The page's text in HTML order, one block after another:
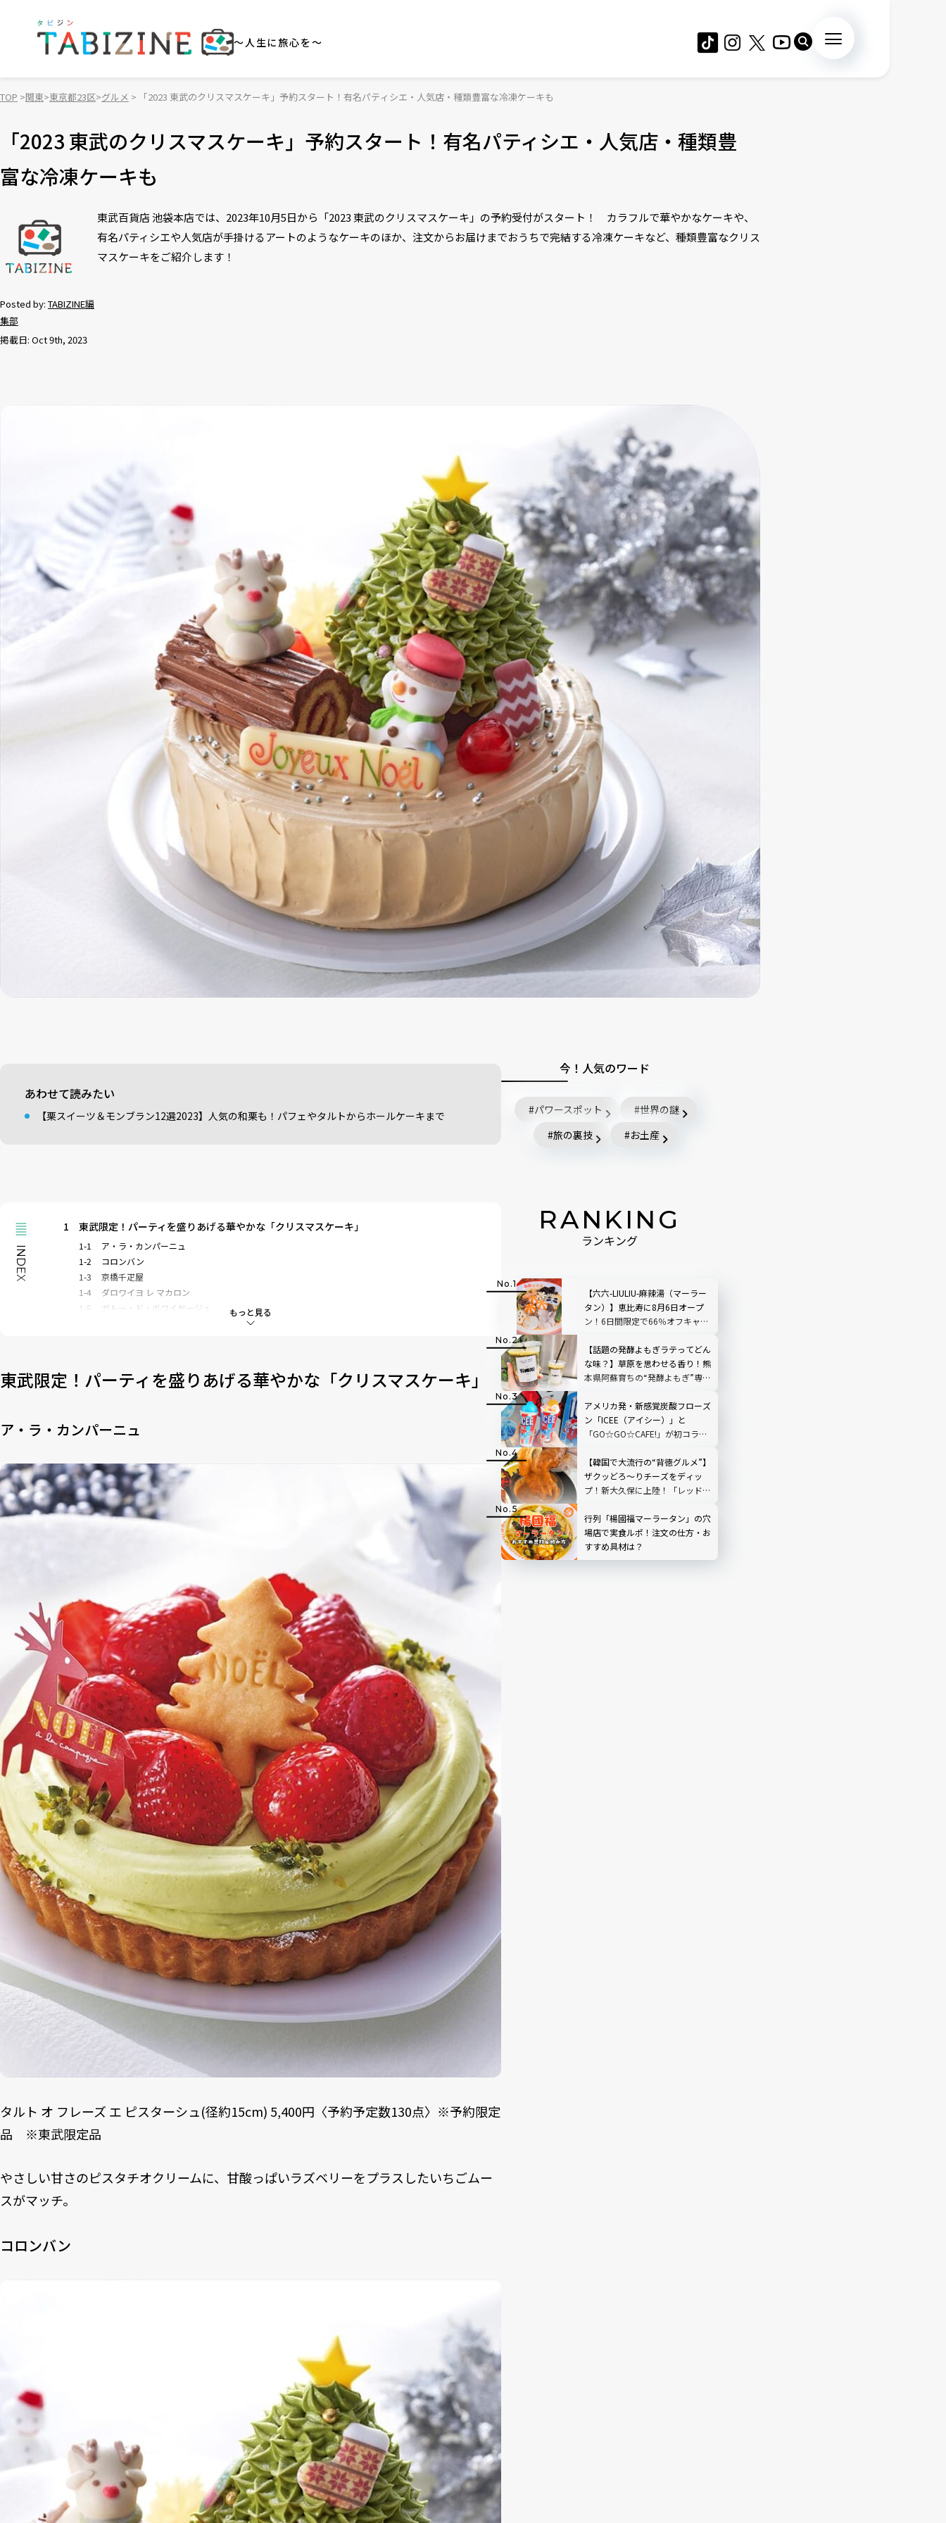
～人生に旅心を～
TOP 関東 東京都23区 グルメ 「2023 東武のクリスマスケーキ」予約スタート！有名パティシエ・人気店・種類豊富な冷凍ケーキも
「2023 東武のクリスマスケーキ」予約スタート！有名パティシエ・人気店・種類豊
富な冷凍ケーキも
Posted by: TABIZINE編
集部
掲載日: Oct 9th, 2023
東武百貨店 池袋本店では、2023年10月5日から「2023 東武のクリスマスケーキ」の予約受付がスタート！ カラフルで華やかなケーキや、
有名パティシエや人気店が手掛けるアートのようなケーキのほか、注文からお届けまでおうちで完結する冷凍ケーキなど、種類豊富なクリス
マスケーキをご紹介します！
あわせて読みたい
【栗スイーツ＆モンブラン12選2023】人気の和栗も！パフェやタルトからホールケーキまで
もっと見る
INDEX
1 東武限定！パーティを盛りあげる華やかな「クリスマスケーキ」
1-1
ア・ラ・カンパーニュ
1-2
コロンバン
1-3
京橋千疋屋
1-4
ダロワイヨ レ マカロン
1-5
ガトー・ド・ボワイヤージュ
有名パティシエや人気店が手掛ける「アートのようなケーキ」
2-3
ラデュレ
3-1
ピエール・エルメ・パリ
3-3
フラワーピクニックカフェ
3-4
ホテルニドム
東武限定！パーティを盛りあげる華やかな「クリスマスケーキ」
ア・ラ・カンパーニュ
タルト オ フレーズ エ ピスターシュ(径約15cm) 5,400円〈予約予定数130点〉※予約限定
品 ※東武限定品
やさしい甘さのピスタチオクリームに、甘酸っぱいラズベリーをプラスしたいちごムー
スがマッチ。
コロンバン
今！人気のワード
パワースポット
世界の謎
旅の裏技
お土産
RANKING
ランキング
【六六-LIULIU-麻辣湯（マーラー
タン）】恵比寿に8月6日オープ
ン！6日間限定で66％オフキャン
【話題の発酵よもぎラテってどん
な味？】草原を思わせる香り！熊
本県阿蘇育ちの“発酵よもぎ”専門
STAND」渋谷にオープン！人気
TOP3も
アメリカ発・新感覚炭酸フローズ
ン「ICEE（アイシー）」と
「GO☆GO☆CAFE!」が初コラ
ンクをチェック
【韓国で大流行の“背徳グルメ”】
ザクッどろ～りチーズをディッ
プ！新大久保に上陸！「レッドチ
行列「楊國福マーラータン」の穴
場店で実食ルポ！注文の仕方・お
すすめ具材は？